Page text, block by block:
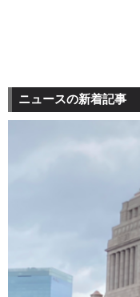
ニュースの新着記事